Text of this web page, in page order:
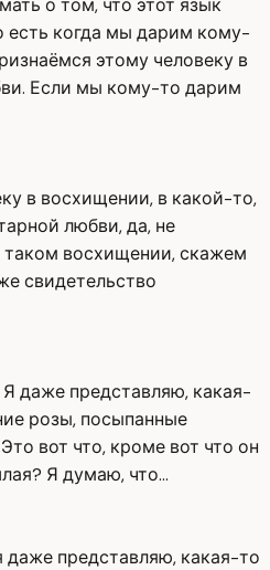
о том, что этот язык
есть когда мы дарим кому-
этому человеку в
Если мы кому-то дарим
в восхищении, в какой-то,
любви, да, не
восхищении, скажем
свидетельство
даже представляю, какая-
розы, посыпанные
вот что, кроме вот что он
Я думаю, что...
представляю, какая-то